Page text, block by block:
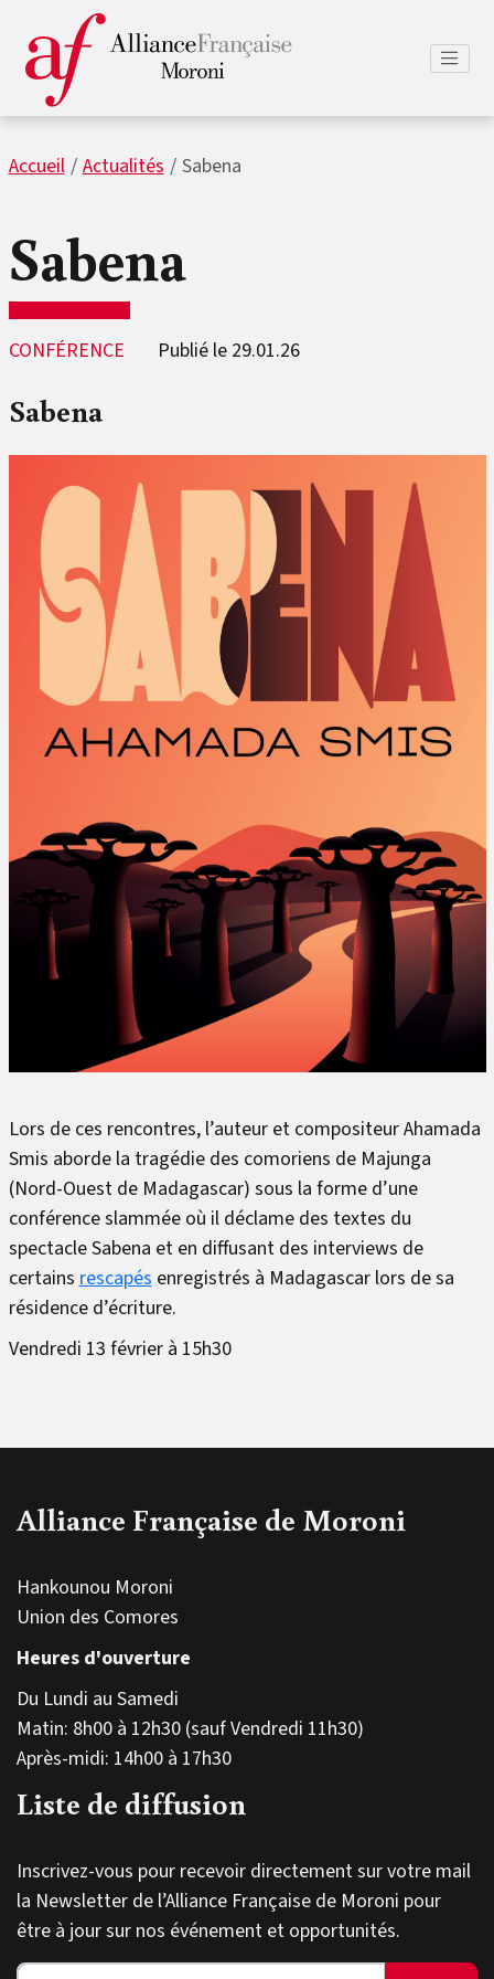
Accueil Actualités Sabena
Sabena
CONFÉRENCE Publié le 29.01.26
Sabena
Lors de ces rencontres, l’auteur et compositeur Ahamada
Smis aborde la tragédie des comoriens de Majunga
(Nord-Ouest de Madagascar) sous la forme d’une
conférence slammée où il déclame des textes du
spectacle Sabena et en diffusant des interviews de
certainsrescapésenregistrés à Madagascar lors de sa
résidence d’écriture.
Vendredi 13 février à 15h30
Alliance Française de Moroni
Hankounou Moroni
Union des Comores
Heures d'ouverture
Du Lundi au Samedi
Matin: 8h00 à 12h30 (sauf Vendredi 11h30)
Après-midi: 14h00 à 17h30
Liste de diffusion
Inscrivez-vous pour recevoir directement sur votre mail
la Newsletter de l’Alliance Française de Moroni pour
être à jour sur nos événement et opportunités.